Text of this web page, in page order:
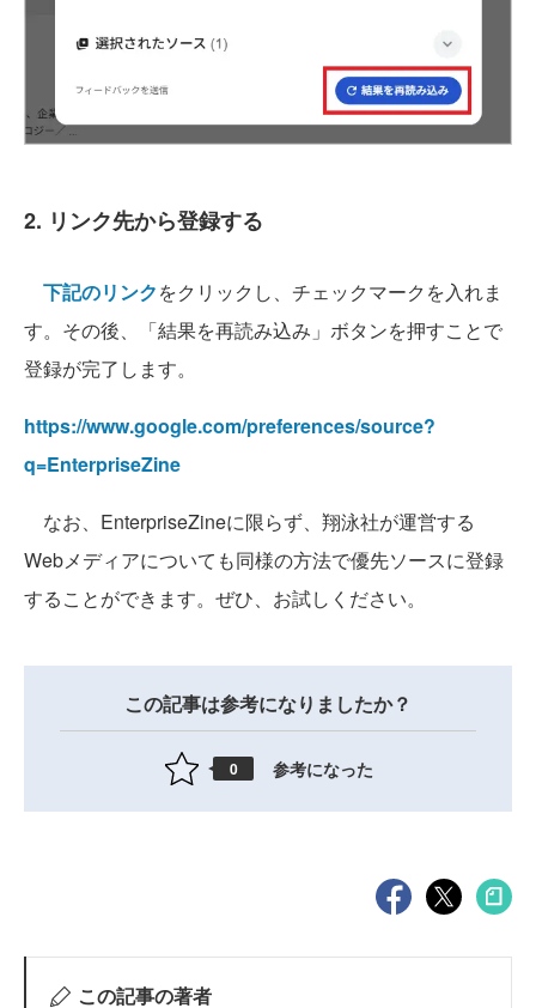
2. リンク先から登録する
下記のリンクをクリックし、チェックマークを入れま
す。その後、「結果を再読み込み」ボタンを押すことで
登録が完了します。
https://www.google.com/preferences/source?
q=EnterpriseZine
なお、EnterpriseZineに限らず、翔泳社が運営する
Webメディアについても同様の方法で優先ソースに登録
することができます。ぜひ、お試しください。
この記事は参考になりましたか？
0 参考になった
この記事の著者